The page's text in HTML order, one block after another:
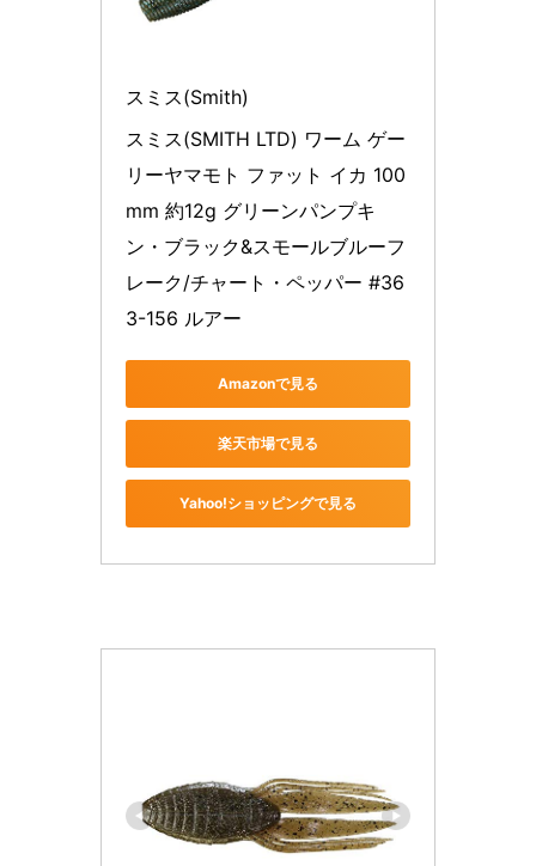
スミス(Smith)
スミス(SMITH LTD) ワーム ゲー
リーヤマモト ファット イカ 100
mm 約12g グリーンパンプキ
ン・ブラック&スモールブルーフ
レーク/チャート・ペッパー #36
3-156 ルアー
Amazonで見る
楽天市場で見る
Yahoo!ショッピングで見る